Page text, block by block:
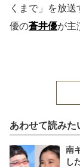
くまで」を放
優の蒼井優が主
あわせて読みた
南
し